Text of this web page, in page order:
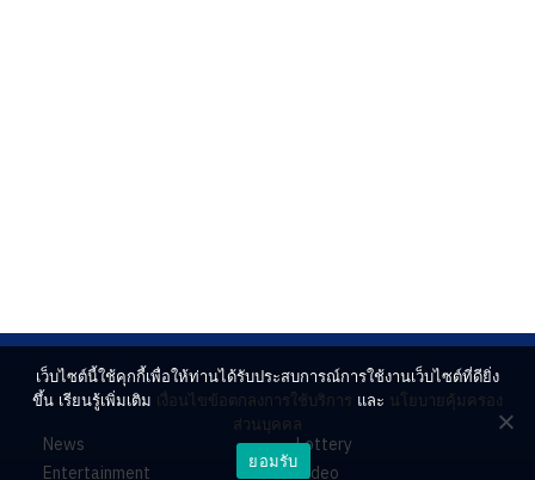
News
Entertainment
Lottery
Video
เว็บไซต์นี้ใช้คุกกี้เพื่อให้ท่านได้รับประสบการณ์การใช้งานเว็บไซต์ที่ดียิ่ง
ขึ้น เรียนรู้เพิ่มเติม เงื่อนไขข้อตกลงการใช้บริการ และ นโยบายคุ้มครอง
ส่วนบุคคล
ยอมรับ